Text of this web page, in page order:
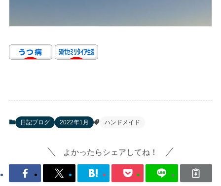
日記ブログ 2022年1月 ハンドメイド
よかったらシェアしてね！